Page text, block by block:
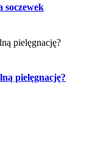
soczewek
pielęgnację?